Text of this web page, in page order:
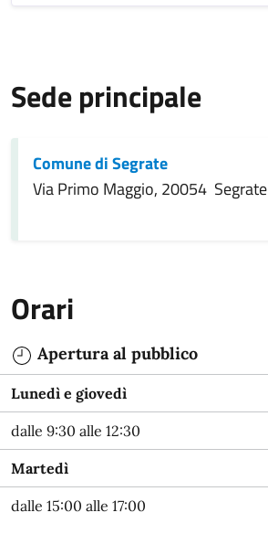
Sede principale
Comune di Segrate
Via Primo Maggio, 20054 Segrate
Orari
Apertura al pubblico
Lunedì e giovedì
dalle 9:30 alle 12:30
Martedì
dalle 15:00 alle 17:00